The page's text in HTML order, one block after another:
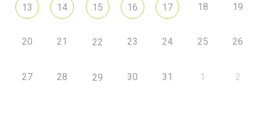
13 14 15 16 17 18 19
20 21 22 23 24 25 26
27 28 29 30 31 1 2